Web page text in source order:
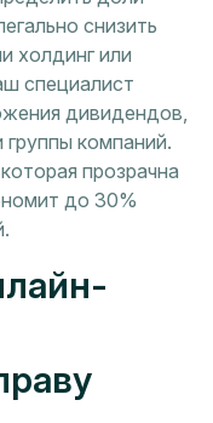
снизить
холдинг или
специалист
дивидендов,
компаний.
прозрачна
до 30%